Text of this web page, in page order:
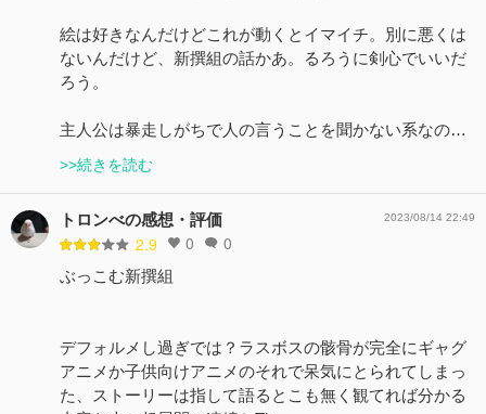
絵は好きなんだけどこれが動くとイマイチ。別に悪くは
ないんだけど、新撰組の話かあ。るろうに剣心でいいだ
ろう。
主人公は暴走しがちで人の言うことを聞かない系なの…
>>続きを読む
トロンべの感想・評価
2.9 0 0
2023/08/14 22:49
ぶっこむ新撰組
デフォルメし過ぎでは？ラスボスの骸骨が完全にギャグ
アニメか子供向けアニメのそれで呆気にとられてしまっ
た、ストーリーは指して語るとこも無く観てれば分かる